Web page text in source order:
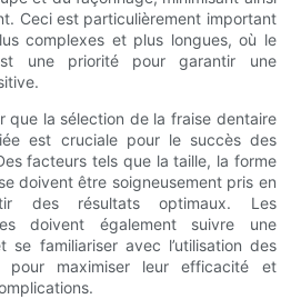
Ceci est particulièrement important
complexes et plus longues, où le
une priorité pour garantir une
que la sélection de la fraise dentaire
est cruciale pour le succès des
facteurs tels que la taille, la forme
doivent être soigneusement pris en
des résultats optimaux. Les
doivent également suivre une
se familiariser avec l’utilisation des
maximiser leur efficacité et